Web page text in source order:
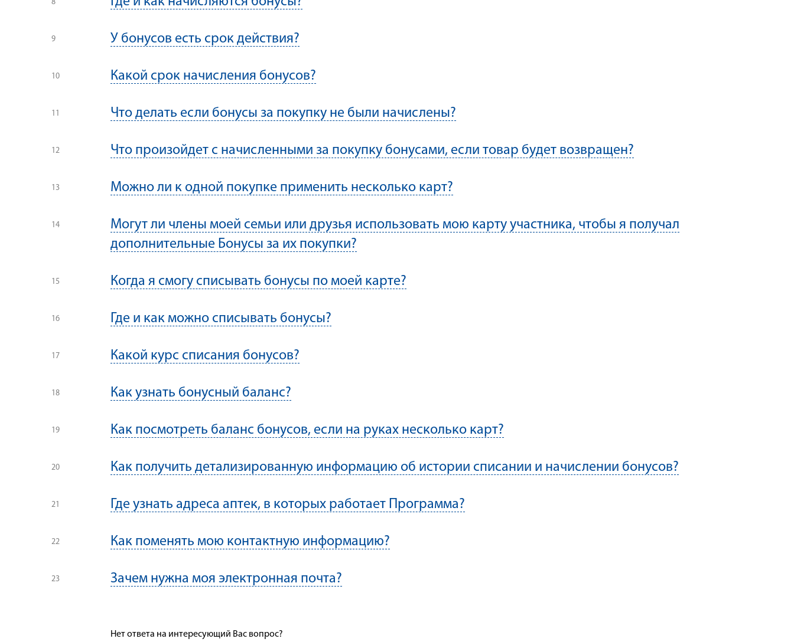
У бонусов есть срок действия?
Какой срок начисления бонусов?
Что делать если бонусы за покупку не были начислены?
Что произойдет с начисленными за покупку бонусами, если товар будет возвращен?
Можно ли к одной покупке применить несколько карт?
Могут ли члены моей семьи или друзья использовать мою карту участника, чтобы я получал
дополнительные Бонусы за их покупки?
Когда я смогу списывать бонусы по моей карте?
Где и как можно списывать бонусы?
Какой курс списания бонусов?
Как узнать бонусный баланс?
Как посмотреть баланс бонусов, если на руках несколько карт?
Как получить детализированную информацию об истории списании и начислении бонусов?
Где узнать адреса аптек, в которых работает Программа?
Как поменять мою контактную информацию?
Зачем нужна моя электронная почта?
Нет ответа на интересующий Вас вопрос?